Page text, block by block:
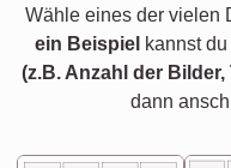
Wähle eines der vielen
ein Beispiel kannst
(z.B. Anzahl der Bilder,
dann